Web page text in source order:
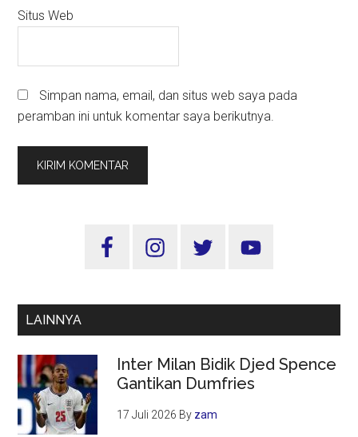
Situs Web
Simpan nama, email, dan situs web saya pada
peramban ini untuk komentar saya berikutnya.
Sidebar
LAINNYA
Inter Milan Bidik Djed Spence
Gantikan Dumfries
17 Juli 2026 By zam